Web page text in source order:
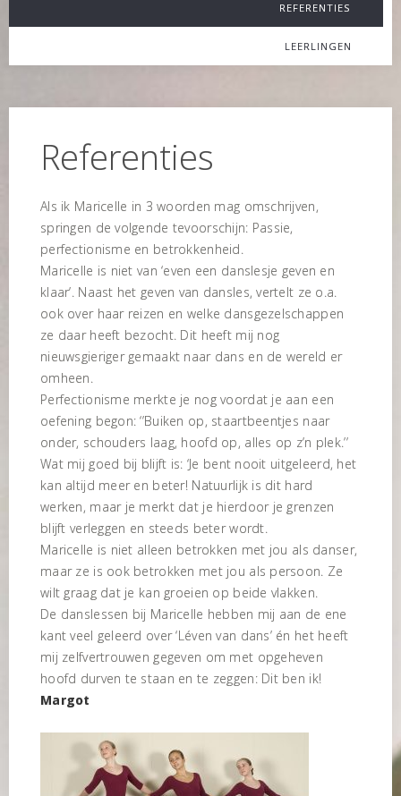
REFERENTIES
LEERLINGEN
Referenties
Als ik Maricelle in 3 woorden mag omschrijven,
springen de volgende tevoorschijn: Passie,
perfectionisme en betrokkenheid.
Maricelle is niet van ‘even een danslesje geven en
klaar’. Naast het geven van dansles, vertelt ze o.a.
ook over haar reizen en welke dansgezelschappen
ze daar heeft bezocht. Dit heeft mij nog
nieuwsgieriger gemaakt naar dans en de wereld er
omheen.
Perfectionisme merkte je nog voordat je aan een
oefening begon: ‘’Buiken op, staartbeentjes naar
onder, schouders laag, hoofd op, alles op z’n plek.’’
Wat mij goed bij blijft is: ‘Je bent nooit uitgeleerd, het
kan altijd meer en beter! Natuurlijk is dit hard
werken, maar je merkt dat je hierdoor je grenzen
blijft verleggen en steeds beter wordt.
Maricelle is niet alleen betrokken met jou als danser,
maar ze is ook betrokken met jou als persoon. Ze
wilt graag dat je kan groeien op beide vlakken.
De danslessen bij Maricelle hebben mij aan de ene
kant veel geleerd over ‘Léven van dans’ én het heeft
mij zelfvertrouwen gegeven om met opgeheven
hoofd durven te staan en te zeggen: Dit ben ik!
Margot